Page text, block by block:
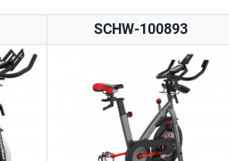
SCHW-100893